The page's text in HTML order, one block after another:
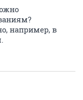
например, в